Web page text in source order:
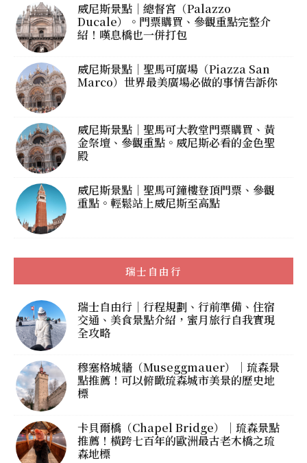
威尼斯景點｜總督宮（Palazzo
Ducale）。門票購買、參觀重點完整介
紹！嘆息橋也一併打包
威尼斯景點｜聖馬可廣場（Piazza San
Marco）世界最美廣場必做的事情告訴你
威尼斯景點｜聖馬可大教堂門票購買、黃
金祭壇、參觀重點。威尼斯必看的金色聖
殿
威尼斯景點｜聖馬可鐘樓登頂門票、參觀
重點。輕鬆站上威尼斯至高點
瑞士自由行
瑞士自由行｜行程規劃、行前準備、住宿
交通、美食景點介紹，蜜月旅行自我實現
全攻略
穆塞格城牆（Museggmauer）｜琉森景
點推薦！可以俯瞰琉森城市美景的歷史地
標
卡貝爾橋（Chapel Bridge）｜琉森景點
推薦！橫跨七百年的歐洲最古老木橋之琉
森地標